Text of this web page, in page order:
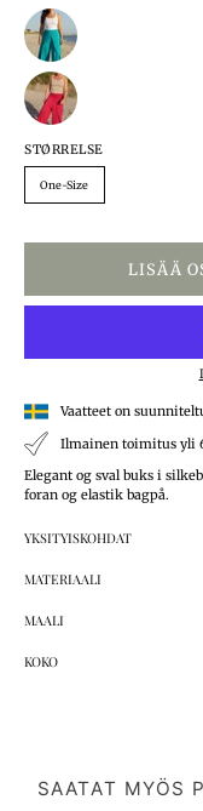
STØRRELSE
One-Size
LISÄÄ
Vaatteet on
Ilmainen toimitus yli
Elegant og sval buks i
foran og elastik bagpå.
YKSITYISKOHDAT
MATERIAALI
MAALI
KOKO
SAATAT MYÖS